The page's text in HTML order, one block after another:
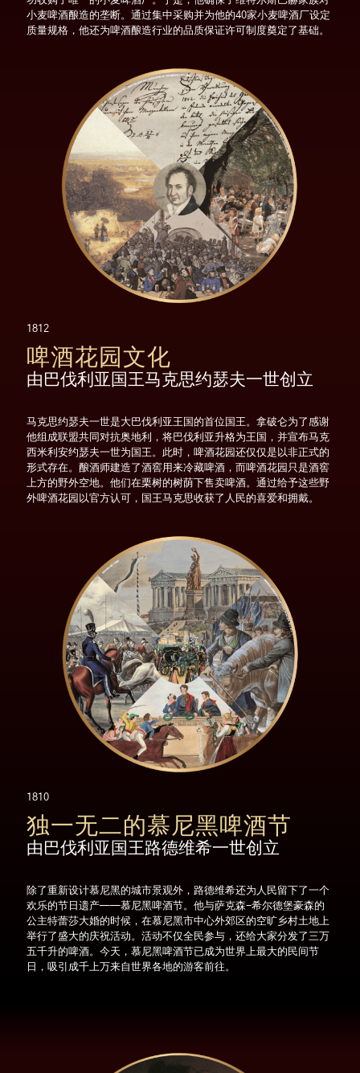
小麦啤酒酿造的垄断。通过集中采购并为他的40家小麦啤酒厂设定
质量规格，他还为啤酒酿造行业的品质保证许可制度奠定了基础。
啤酒花园文化
由巴伐利亚国王马克思约瑟夫一世创立
马克思约瑟夫一世是大巴伐利亚王国的首位国王。拿破仑为了感谢
他组成联盟共同对抗奥地利，将巴伐利亚升格为王国，并宣布马克
西米利安约瑟夫一世为国王。此时，啤酒花园还仅仅是以非正式的
形式存在。酿酒师建造了酒窖用来冷藏啤酒，而啤酒花园只是酒窖
上方的野外空地。他们在栗树的树荫下售卖啤酒。通过给予这些野
外啤酒花园以官方认可，国王马克思收获了人民的喜爱和拥戴。
1812
啤酒花园文化
由巴伐利亚国王马克思约瑟夫一世创立
马克思约瑟夫一世是大巴伐利亚王国的首位国王。拿破仑为了感谢
他组成联盟共同对抗奥地利，将巴伐利亚升格为王国，并宣布马克
西米利安约瑟夫一世为国王。此时，啤酒花园还仅仅是以非正式的
形式存在。酿酒师建造了酒窖用来冷藏啤酒，而啤酒花园只是酒窖
上方的野外空地。他们在栗树的树荫下售卖啤酒。通过给予这些野
外啤酒花园以官方认可，国王马克思收获了人民的喜爱和拥戴。
1810
独一无二的慕尼黑啤酒节
由巴伐利亚国王路德维希一世创立
除了重新设计慕尼黑的城市景观外，路德维希还为人民留下了一个
欢乐的节日遗产——慕尼黑啤酒节。他与萨克森-希尔德堡豪森的
公主特蕾莎大婚的时候，在慕尼黑市中心外郊区的空旷乡村土地上
举行了盛大的庆祝活动。活动不仅全民参与，还给大家分发了三万
五千升的啤酒。今天，慕尼黑啤酒节已成为世界上最大的民间节
日，吸引成千上万来自世界各地的游客前往。